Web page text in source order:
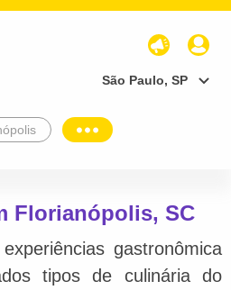
São Paulo, SP
Florianópolis, SC
gastronômica
tipos de culinária do